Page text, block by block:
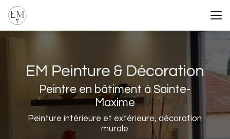
au
contenu
Peintre en bâtiment à Sainte-
Maxime
Peinture intérieure et extérieure, décoration
murale